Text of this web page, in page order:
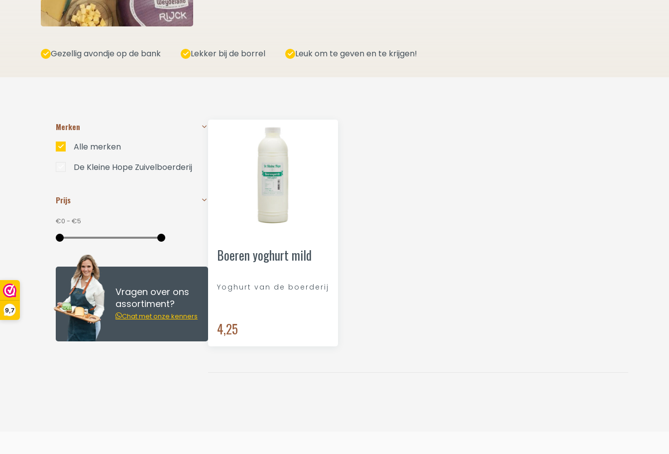
9,7
Gezellig avondje op de bank Lekker bij de borrel Leuk om te geven en te krijgen!
Boeren yoghurt mild
Yoghurt van de boerderij
4,25
Merken
Alle merken
De Kleine Hope Zuivelboerderij
Prijs
€0 - €5
Vragen over ons
assortiment?
Chat met onze kenners